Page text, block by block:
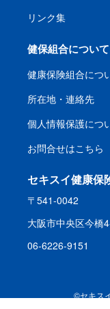
リンク集
健保組合について
健康保険組合につ
所在地・連絡先
個人情報保護につ
お問合せはこちら
セキスイ健康保
〒541-0042
大阪市中央区今橋
06-6226-9151
©セキス